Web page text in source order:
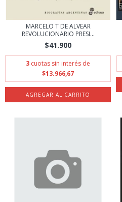
MARCELO T DE ALVEAR
REVOLUCIONARIO PRESI...
$41.900
3 cuotas sin interés de
$13.966,67